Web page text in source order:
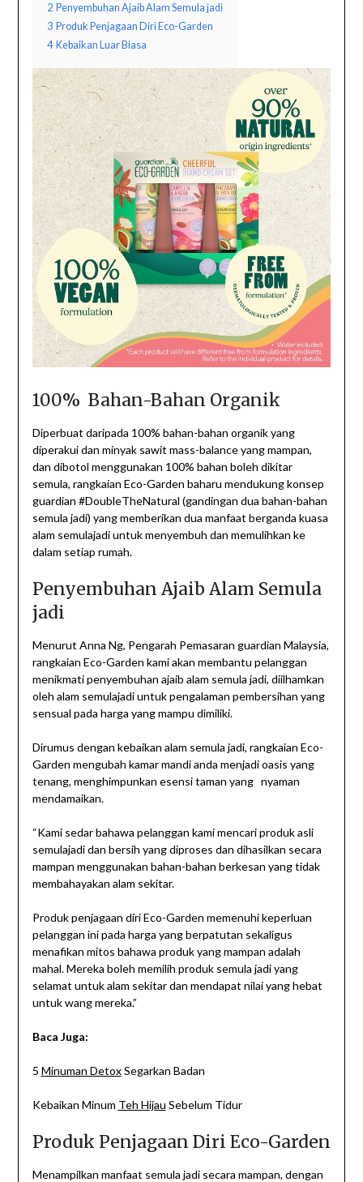
2 Penyembuhan Ajaib Alam Semula jadi
3 Produk Penjagaan Diri Eco-Garden
4 Kebaikan Luar Biasa
100% Bahan-Bahan Organik
Diperbuat daripada 100% bahan-bahan organik yang
diperakui dan minyak sawit mass-balance yang mampan,
dan dibotol menggunakan 100% bahan boleh dikitar
semula, rangkaian Eco-Garden baharu mendukung konsep
guardian #DoubleTheNatural (gandingan dua bahan-bahan
semula jadi) yang memberikan dua manfaat berganda kuasa
alam semulajadi untuk menyembuh dan memulihkan ke
dalam setiap rumah.
Penyembuhan Ajaib Alam Semula
jadi
Menurut Anna Ng, Pengarah Pemasaran guardian Malaysia,
rangkaian Eco-Garden kami akan membantu pelanggan
menikmati penyembuhan ajaib alam semula jadi, diilhamkan
oleh alam semulajadi untuk pengalaman pembersihan yang
sensual pada harga yang mampu dimiliki.
Dirumus dengan kebaikan alam semula jadi, rangkaian Eco-
Garden mengubah kamar mandi anda menjadi oasis yang
tenang, menghimpunkan esensi taman yang nyaman
mendamaikan.
“Kami sedar bahawa pelanggan kami mencari produk asli
semulajadi dan bersih yang diproses dan dihasilkan secara
mampan menggunakan bahan-bahan berkesan yang tidak
membahayakan alam sekitar.
Produk penjagaan diri Eco-Garden memenuhi keperluan
pelanggan ini pada harga yang berpatutan sekaligus
menafikan mitos bahawa produk yang mampan adalah
mahal. Mereka boleh memilih produk semula jadi yang
selamat untuk alam sekitar dan mendapat nilai yang hebat
untuk wang mereka.”
Baca Juga:
5 Minuman DetoxSegarkan Badan
Kebaikan Minum Teh Hijau Sebelum Tidur
Produk Penjagaan Diri Eco-Garden
Menampilkan manfaat semula jadi secara mampan, dengan